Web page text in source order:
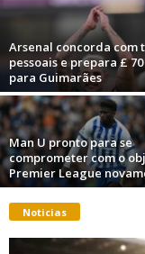
Arsenal concorda com
pessoais e prepara £
para Guimarães
Man U pronto para se
comprometer com o
Premier League
Noticias